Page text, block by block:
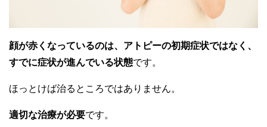
顔が赤くなっているのは、アトピーの初期症状ではなく、
すでに症状が進んでいる状態です。
ほっとけば治るところではありません。
適切な治療が必要です。